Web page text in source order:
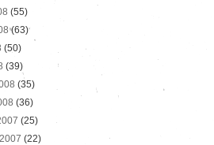
(55)
(63)
(50)
(39)
(35)
(36)
(25)
(22)